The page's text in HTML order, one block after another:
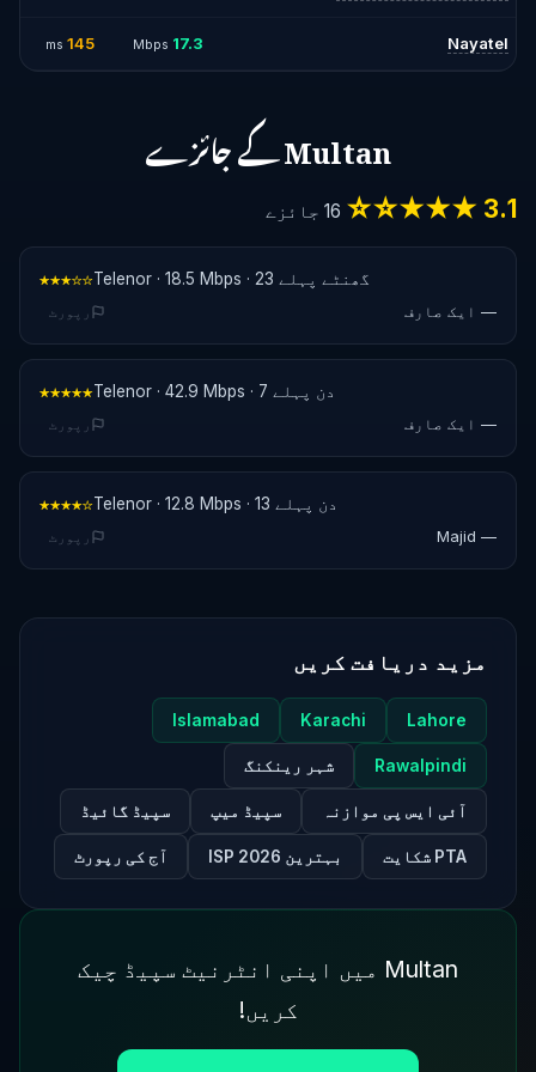
Nayatel
17.3
Mbps
145
ms
Multan کے جائزے
3.1 ★★★☆☆
★★★☆☆ Telenor · 18.5 Mbps · 23 گھنٹے پہلے
— ایک صارف رپورٹ
★★★★★ Telenor · 42.9 Mbps · 7 دن پہلے
— ایک صارف رپورٹ
★★★★☆ Telenor · 12.8 Mbps · 13 دن پہلے
— Majid رپورٹ
مزید دریافت کریں
Lahore
Karachi
Islamabad
Rawalpindi شہر رینکنگ
آئی ایس پی موازنہ سپیڈ میپ سپیڈ گائیڈ
PTA شکایت بہترین ISP 2026 آج کی رپورٹ
Multan میں اپنی انٹرنیٹ سپیڈ چیک
کریں!